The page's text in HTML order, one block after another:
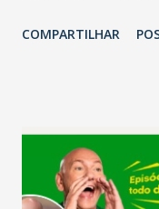
relação ao último
confraternizações de
Salário para um
país tem a menor
COMPARTILHAR